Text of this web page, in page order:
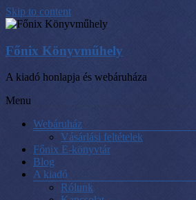
Skip to content
Főnix Könyvműhely
A kiadó honlapja és webáruháza
Menu
Webáruház
Vásárlási feltételek
Főnix E-könyvtár
Blog
A kiadó
Rólunk